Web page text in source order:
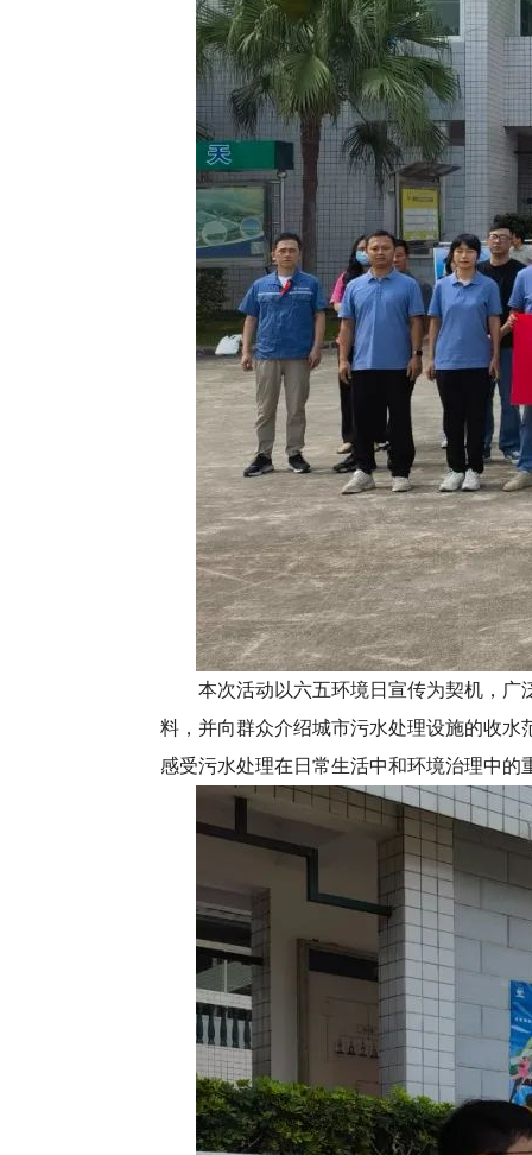
本次活动以六五环境日宣传为契机，广泛
料，并向群众介绍城市污水处理设施的收
感受污水处理在日常生活中和环境治理中的